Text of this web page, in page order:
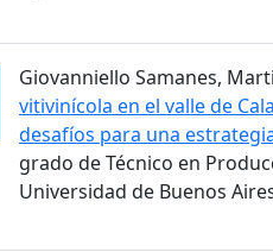
Giovanniello Samanes,
vitivinícola en el valle de
desafíos para una
grado de Técnico en
Universidad de Buenos